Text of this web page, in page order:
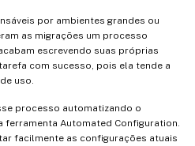
por ambientes grandes ou
as migrações um processo
escrevendo suas próprias
com sucesso, pois ela tende a
uso.
processo automatizando o
ferramenta Automated Configuration.
facilmente as configurações atuais